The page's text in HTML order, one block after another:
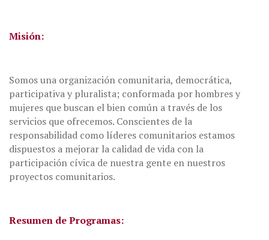
Misión:
Somos una organización comunitaria, democrática,
participativa y pluralista; conformada por hombres y
mujeres que buscan el bien común a través de los
servicios que ofrecemos. Conscientes de la
responsabilidad como líderes comunitarios estamos
dispuestos a mejorar la calidad de vida con la
participación cívica de nuestra gente en nuestros
proyectos comunitarios.
Resumen de Programas: